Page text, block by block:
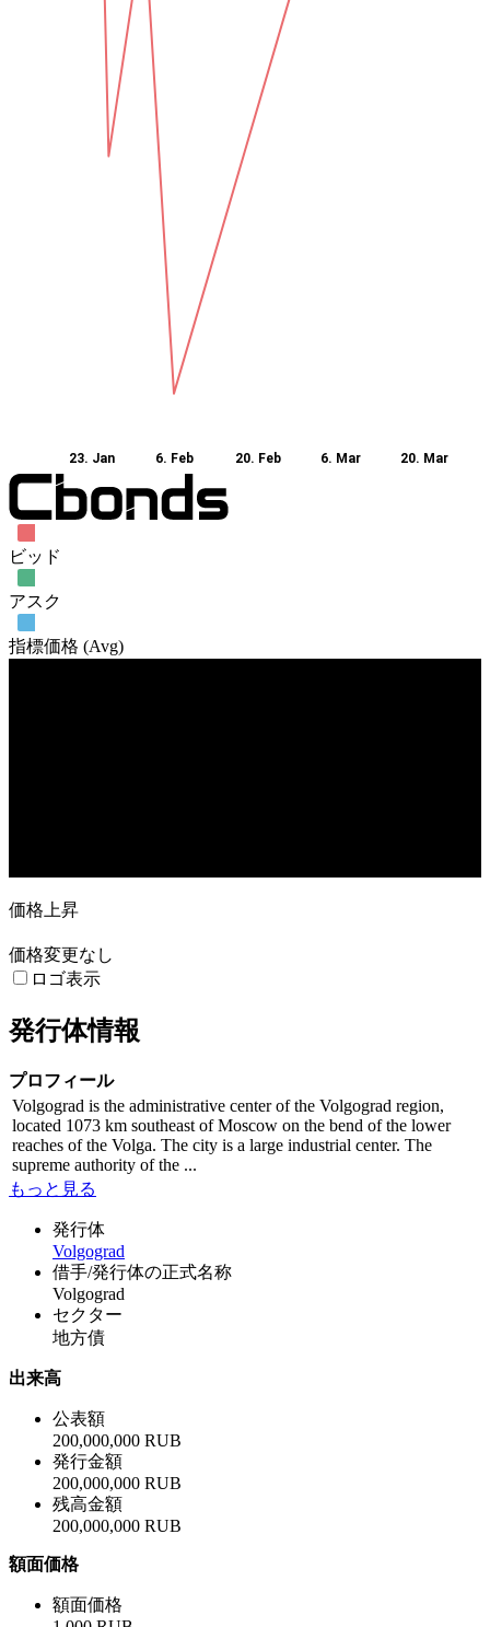
23. Jan 6. Feb 20. Feb 6. Mar 20. Mar
ビッド
アスク
指標価格 (Avg)
価格上昇
価格変更なし
ロゴ表示
発行体情報
プロフィール
Volgograd is the administrative center of the Volgograd region,
located 1073 km southeast of Moscow on the bend of the lower
reaches of the Volga. The city is a large industrial center. The
supreme authority of the ...
もっと見る
発行体
Volgograd
借手/発行体の正式名称
Volgograd
セクター
地方債
出来高
公表額
200,000,000 RUB
発行金額
200,000,000 RUB
残高金額
200,000,000 RUB
額面価格
額面価格